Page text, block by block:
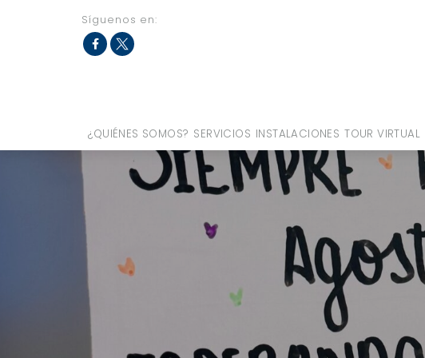
Síguenos en:
¿QUIÉNES SOMOS? SERVICIOS INSTALACIONES TOUR VIRTUAL